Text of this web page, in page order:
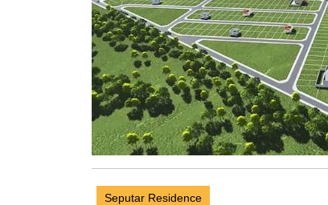
Seputar Residence